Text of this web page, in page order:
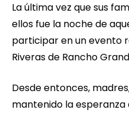
La última vez que sus
ellos fue la noche de
participar en un evento
Riveras de Rancho
Desde entonces,
mantenido la